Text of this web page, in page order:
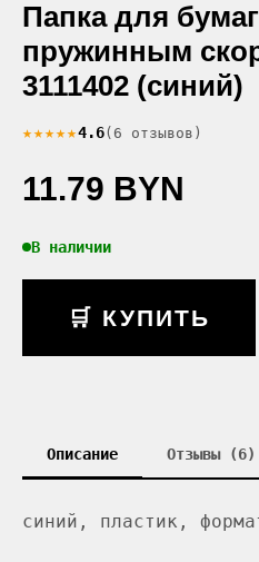
Папка для
пружинным
3111402 (синий)
★★★★★4.6(6 отзывов)
11.79 BYN
В наличии
🛒 КУПИТЬ
Описание Отзывы (6)
синий, пластик,